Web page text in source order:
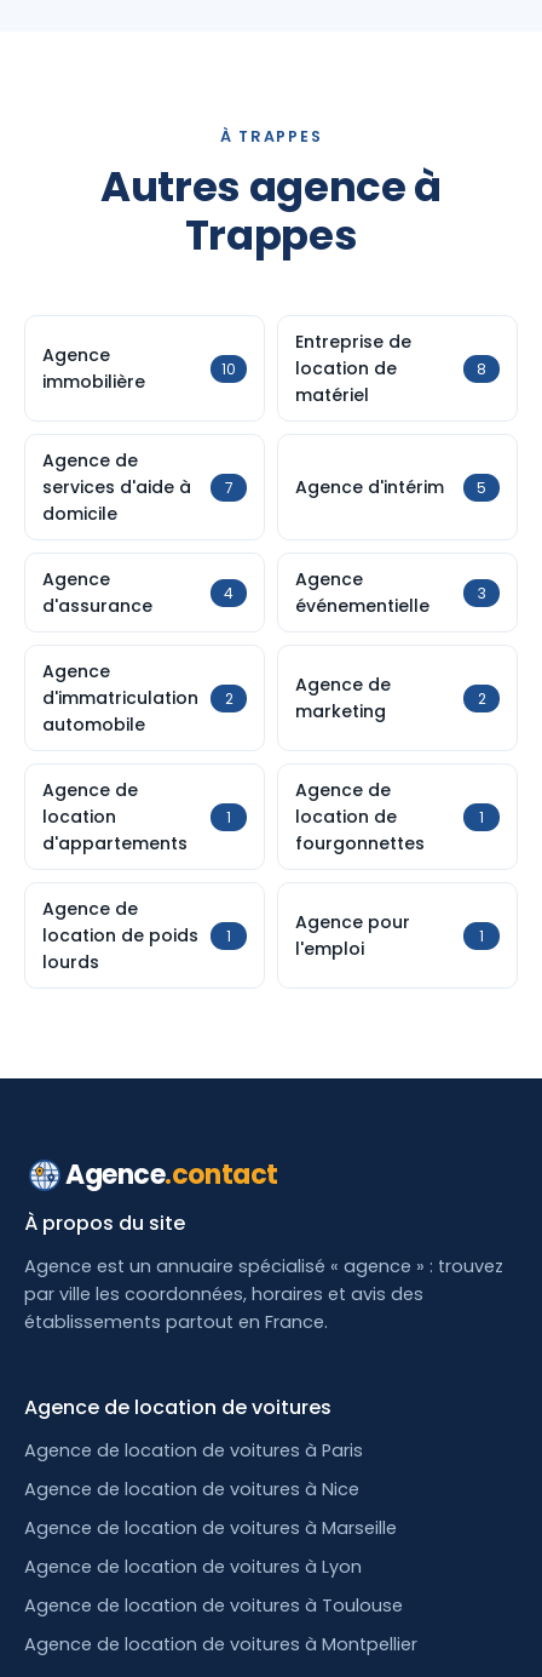
À TRAPPES
Autres agence à
Trappes
Agence
immobilière
10
Entreprise de
location de
matériel
8
Agence de
services d'aide à
domicile
7 Agence d'intérim 5
Agence
d'assurance
4
Agence
événementielle
3
Agence
d'immatriculation
automobile
2
Agence de
marketing
2
Agence de
location
d'appartements
1
Agence de
location de
fourgonnettes
1
Agence de
location de poids
lourds
1
Agence pour
l'emploi
1
Agence.contact
À propos du site
Agence est un annuaire spécialisé « agence » : trouvez
par ville les coordonnées, horaires et avis des
établissements partout en France.
Agence de location de voitures
Agence de location de voitures à Paris
Agence de location de voitures à Nice
Agence de location de voitures à Marseille
Agence de location de voitures à Lyon
Agence de location de voitures à Toulouse
Agence de location de voitures à Montpellier